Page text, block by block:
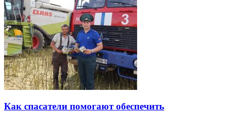
Как спасатели помогают обеспечить